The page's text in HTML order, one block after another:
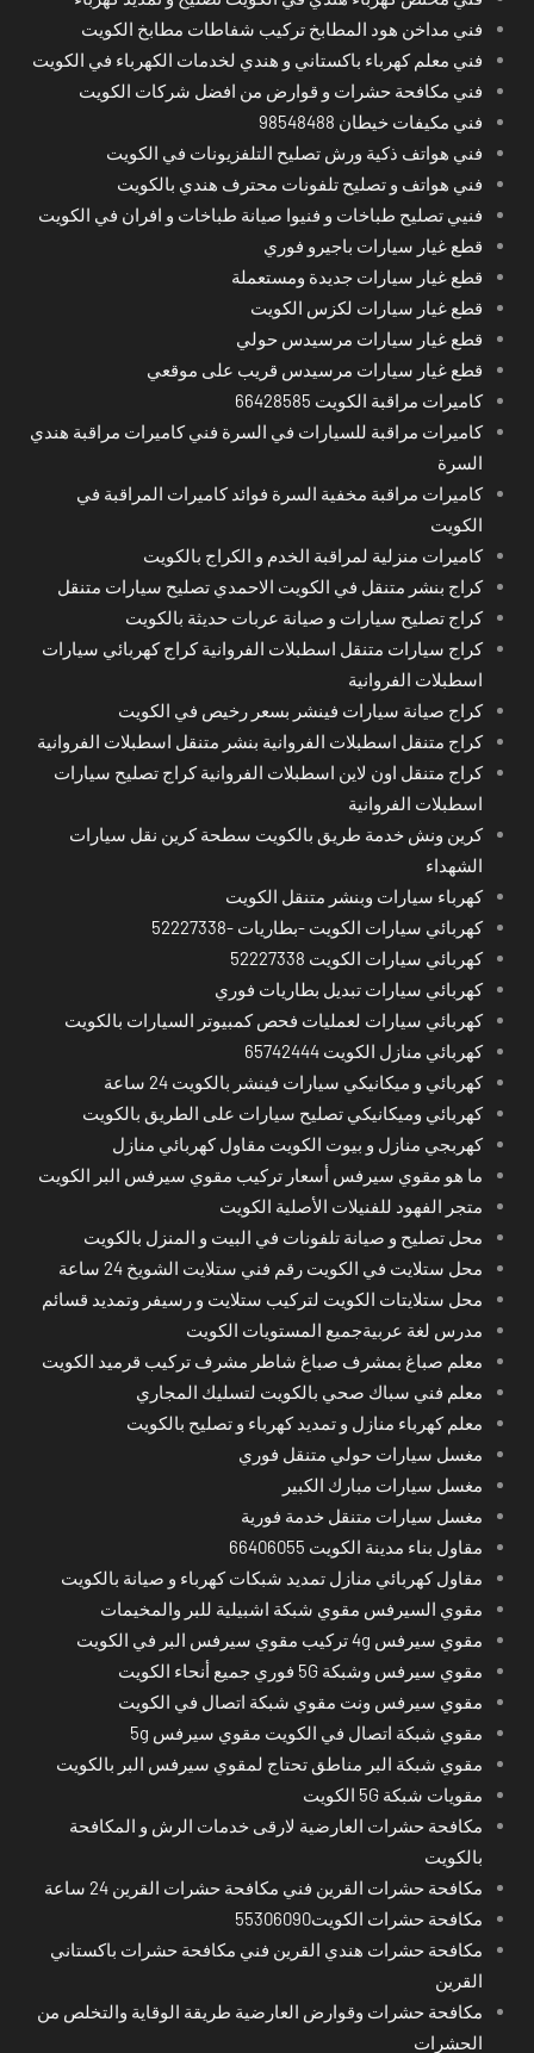
فني مداخن هود المطابخ تركيب شفاطات مطابخ الكويت
فني معلم كهرباء باكستاني و هندي لخدمات الكهرباء في الكويت
فني مكافحة حشرات و قوارض من افضل شركات الكويت
فني مكيفات خيطان 98548488
فني هواتف ذكية ورش تصليح التلفزيونات في الكويت
فني هواتف و تصليح تلفونات محترف هندي بالكويت
فنيي تصليح طباخات و فنيوا صيانة طباخات و افران في الكويت
قطع غيار سيارات باجيرو فوري
قطع غيار سيارات جديدة ومستعملة
قطع غيار سيارات لكزس الكويت
قطع غيار سيارات مرسيدس حولي
قطع غيار سيارات مرسيدس قريب على موقعي
كاميرات مراقبة الكويت 66428585
كاميرات مراقبة للسيارات في السرة فني كاميرات مراقبة هندي
السرة
كاميرات مراقبة مخفية السرة فوائد كاميرات المراقبة في
الكويت
كاميرات منزلية لمراقبة الخدم و الكراج بالكويت
كراج بنشر متنقل في الكويت الاحمدي تصليح سيارات متنقل
كراج تصليح سيارات و صيانة عربات حديثة بالكويت
كراج سيارات متنقل اسطبلات الفروانية كراج كهربائي سيارات
اسطبلات الفروانية
كراج صيانة سيارات فينشر بسعر رخيص في الكويت
كراج متنقل اسطبلات الفروانية بنشر متنقل اسطبلات الفروانية
كراج متنقل اون لاين اسطبلات الفروانية كراج تصليح سيارات
اسطبلات الفروانية
كرين ونش خدمة طريق بالكويت سطحة كرين نقل سيارات
الشهداء
كهرباء سيارات وبنشر متنقل الكويت
كهربائي سيارات الكويت -بطاريات -52227338
كهربائي سيارات الكويت 52227338
كهربائي سيارات تبديل بطاريات فوري
كهربائي سيارات لعمليات فحص كمبيوتر السيارات بالكويت
كهربائي منازل الكويت 65742444
كهربائي و ميكانيكي سيارات فينشر بالكويت 24 ساعة
كهربائي وميكانيكي تصليح سيارات على الطريق بالكويت
كهربجي منازل و بيوت الكويت مقاول كهربائي منازل
ما هو مقوي سيرفس أسعار تركيب مقوي سيرفس البر الكويت
متجر الفهود للفنيلات الأصلية الكويت
محل تصليح و صيانة تلفونات في البيت و المنزل بالكويت
محل ستلايت في الكويت رقم فني ستلايت الشويخ 24 ساعة
محل ستلايتات الكويت لتركيب ستلايت و رسيفر وتمديد قسائم
مدرس لغة عربيةجميع المستويات الكويت
معلم صباغ بمشرف صباغ شاطر مشرف تركيب قرميد الكويت
معلم فني سباك صحي بالكويت لتسليك المجاري
معلم كهرباء منازل و تمديد كهرباء و تصليح بالكويت
مغسل سيارات حولي متنقل فوري
مغسل سيارات مبارك الكبير
مغسل سيارات متنقل خدمة فورية
مقاول بناء مدينة الكويت 66406055
مقاول كهربائي منازل تمديد شبكات كهرباء و صيانة بالكويت
مقوي السيرفس مقوي شبكة اشبيلية للبر والمخيمات
مقوي سيرفس 4g تركيب مقوي سيرفس البر في الكويت
مقوي سيرفس وشبكة 5G فوري جميع أنحاء الكويت
مقوي سيرفس ونت مقوي شبكة اتصال في الكويت
مقوي شبكة اتصال في الكويت مقوي سيرفس 5g
مقوي شبكة البر مناطق تحتاج لمقوي سيرفس البر بالكويت
مقويات شبكة 5G الكويت
مكافحة حشرات العارضية لارقى خدمات الرش و المكافحة
بالكويت
مكافحة حشرات القرين فني مكافحة حشرات القرين 24 ساعة
مكافحة حشرات الكويت55306090
مكافحة حشرات هندي القرين فني مكافحة حشرات باكستاني
القرين
مكافحة حشرات وقوارض العارضية طريقة الوقاية والتخلص من
الحشرات